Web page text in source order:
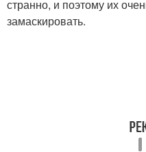
странно, и поэтому их
замаскировать.